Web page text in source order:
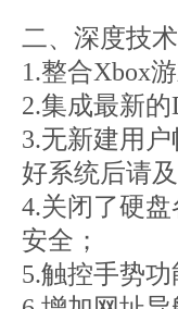
二、深度技
1.整合Xbox
2.集成最新
3.无新建用
好系统后请
4.关闭了硬
安全；
5.触控手势